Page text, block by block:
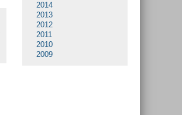
2014
2013
2012
2011
2010
2009